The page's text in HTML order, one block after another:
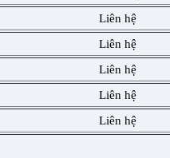
Liên hệ
Liên hệ
Liên hệ
Liên hệ
Liên hệ